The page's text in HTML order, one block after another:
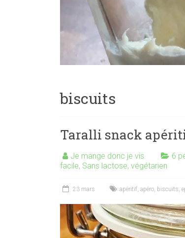
biscuits
Taralli snack
Je mange donc je vis 6
facile, Sans lactose, végétarien
23 mars apéritif apéro biscuits